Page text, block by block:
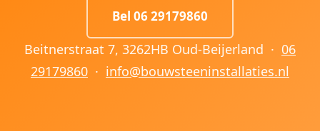
Bel 06 29179860
Beitnerstraat 7, 3262HB Oud-Beijerland · 06
29179860 · info@bouwsteeninstallaties.nl